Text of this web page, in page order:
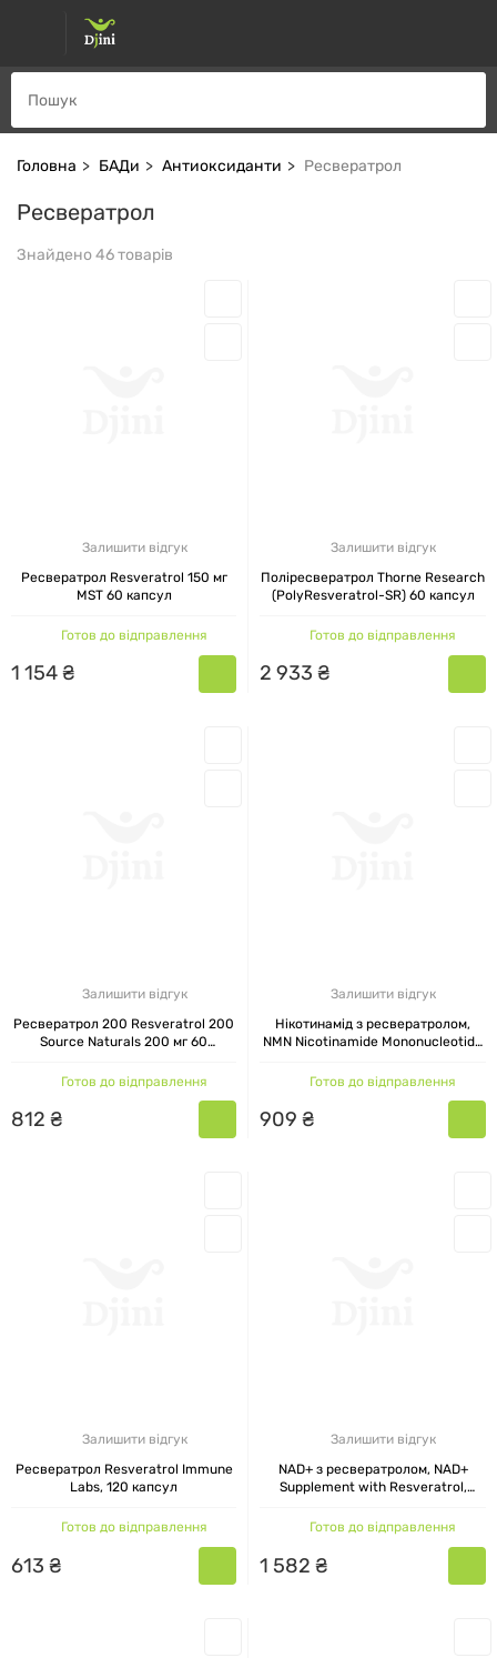
Головна БАДи Антиоксиданти Ресвератрол
Ресвератрол
Знайдено 46 товарів
Залишити відгук
Ресвератрол Resveratrol 150 мг
MST 60 капсул
Готов до відправлення
1 154₴
Залишити відгук
Поліресвератрол Thorne Research
(PolyResveratrol-SR) 60 капсул
Готов до відправлення
2 933 ₴
Залишити відгук
Ресвератрол 200 Resveratrol 200
Source Naturals 200 мг 60
Готов до відправлення
812 ₴
Залишити відгук
Нікотинамід з ресвератролом,
NMN Nicotinamide Mononucleotide
Extension, 30 вегетаріанських
капсул
Готов до відправлення
909 ₴
Залишити відгук
Ресвератрол Resveratrol Immune
Labs, 120 капсул
Готов до відправлення
613 ₴
Залишити відгук
NAD+ з ресвератролом, NAD+
Supplement with Resveratrol,
Готов до відправлення
1 582 ₴